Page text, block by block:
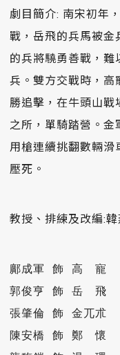
劇目簡介: 南宋初年
戰，岳飛的兵馬被金
的兵將驍勇善戰，
兵。雙方交戰時，高
勝追擊，在牛頭山戰
之所，單騎踏營。金
用槍連續挑翻數輛滑
壓死。
教授、排練及改編:
鄺成軍 飾 高　寵
郭俊亨 飾 岳　飛
張肇倫 飾 金兀朮
陳安橋 飾 鄭　懷